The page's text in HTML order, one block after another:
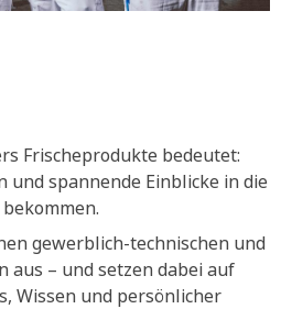
Frischeprodukte bedeutet:
und spannende Einblicke in die
gewerblich-technischen und
aus – und setzen dabei auf
Wissen und persönlicher